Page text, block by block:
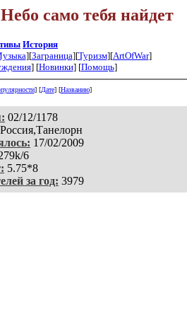
Небо само тебя найдет
История
][Заграница][Туризм][ArtOfWar]
] [Новинки] [Помощь]
] [Дате] [Названию]
02/12/1178
Россия,Танелорн
17/02/2009
6
5.75*8
за год: 3979